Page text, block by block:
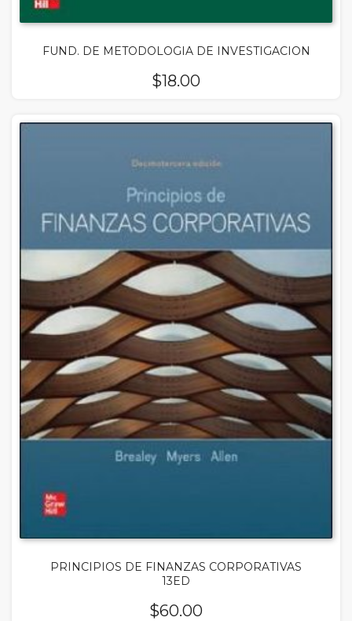
FUND. DE METODOLOGIA DE INVESTIGACION
$18.00
PRINCIPIOS DE FINANZAS CORPORATIVAS
13ED
$60.00